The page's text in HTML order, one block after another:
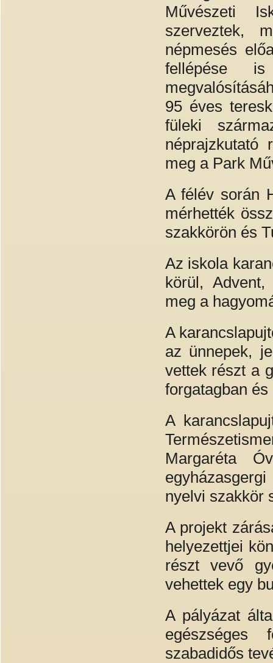
Művészeti
szerveztek,
népmesés
fellépése
95 éves
füleki
néprajzkutató
meg a Park
A félév során
mérhették
szakkörön és
Az iskola
körül,
meg a
A
az ünnepek,
vettek részt a
forgatagban
A
Margaréta
nyelvi szakkör
A projekt
helyezettjei
részt vevő
vehettek egy
A pályázat
egészséges
szabadidős